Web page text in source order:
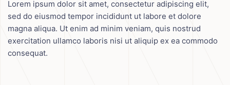
Lorem ipsum dolor sit amet, consectetur adipiscing elit,
sed do eiusmod tempor incididunt ut labore et dolore
magna aliqua. Ut enim ad minim veniam, quis nostrud
exercitation ullamco laboris nisi ut aliquip ex ea commodo
consequat.